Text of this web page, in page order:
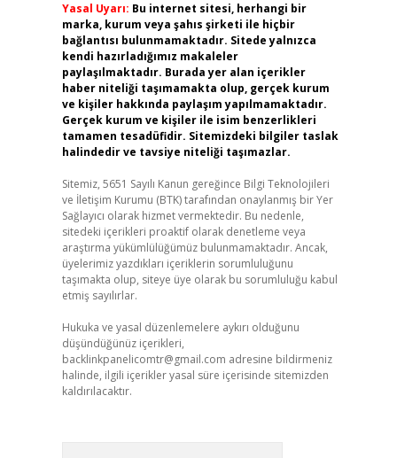
Yasal Uyarı: Bu internet sitesi, herhangi bir
marka, kurum veya şahıs şirketi ile hiçbir
bağlantısı bulunmamaktadır. Sitede yalnızca
kendi hazırladığımız makaleler
paylaşılmaktadır. Burada yer alan içerikler
haber niteliği taşımamakta olup, gerçek kurum
ve kişiler hakkında paylaşım yapılmamaktadır.
Gerçek kurum ve kişiler ile isim benzerlikleri
tamamen tesadüfidir. Sitemizdeki bilgiler taslak
halindedir ve tavsiye niteliği taşımazlar.
Sitemiz, 5651 Sayılı Kanun gereğince Bilgi Teknolojileri
ve İletişim Kurumu (BTK) tarafından onaylanmış bir Yer
Sağlayıcı olarak hizmet vermektedir. Bu nedenle,
sitedeki içerikleri proaktif olarak denetleme veya
araştırma yükümlülüğümüz bulunmamaktadır. Ancak,
üyelerimiz yazdıkları içeriklerin sorumluluğunu
taşımakta olup, siteye üye olarak bu sorumluluğu kabul
etmiş sayılırlar.
Hukuka ve yasal düzenlemelere aykırı olduğunu
düşündüğünüz içerikleri,
backlinkpanelicomtr@gmail.com adresine bildirmeniz
halinde, ilgili içerikler yasal süre içerisinde sitemizden
kaldırılacaktır.